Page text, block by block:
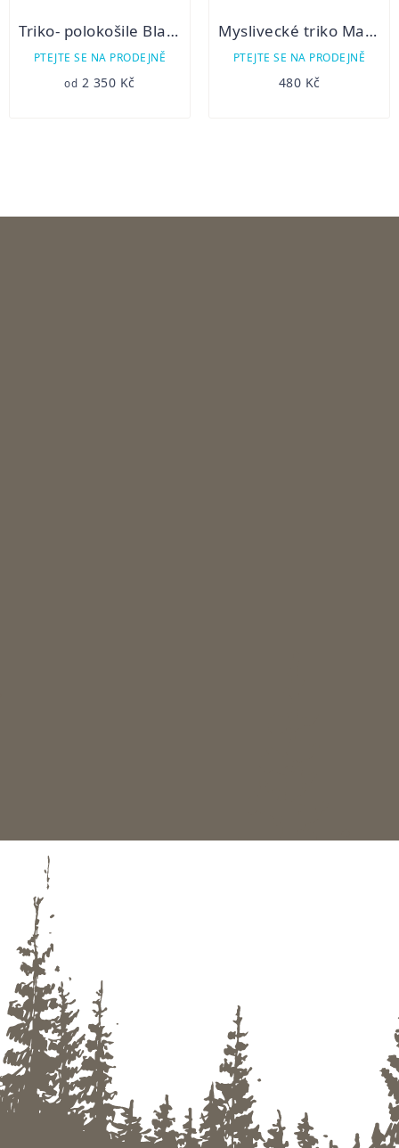
Triko- polokošile Blaser 23 Competition
PTEJTE SE NA PRODEJNĚ
od 2 350 Kč
Myslivecké triko Margita - krátký rukáv - divočák
PTEJTE SE NA PRODEJNĚ
480 Kč